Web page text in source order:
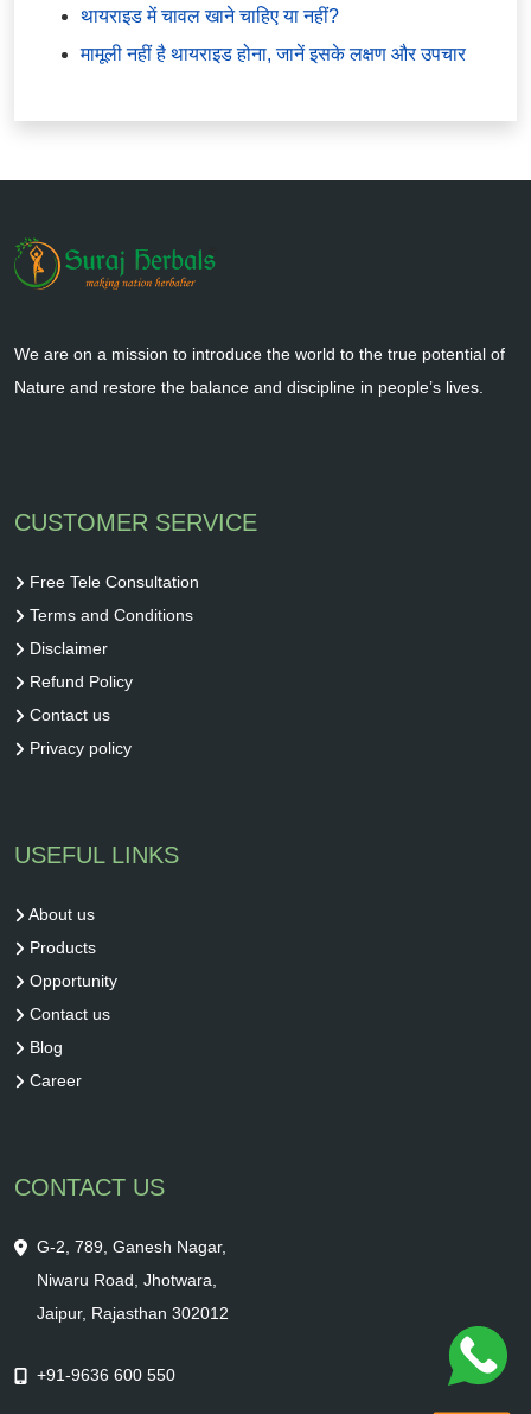
थायराइड में चावल खाने चाहिए या नहीं?
मामूली नहीं है थायराइड होना, जानें इसके लक्षण और उपचार
We are on a mission to introduce the world to the true potential of
Nature and restore the balance and discipline in people’s lives.
CUSTOMER SERVICE
Free Tele Consultation
Terms and Conditions
Disclaimer
Refund Policy
Contact us
Privacy policy
USEFUL LINKS
About us
Products
Opportunity
Contact us
Blog
Career
CONTACT US
G-2, 789, Ganesh Nagar,
Niwaru Road, Jhotwara,
Jaipur, Rajasthan 302012
+91-9636 600 550